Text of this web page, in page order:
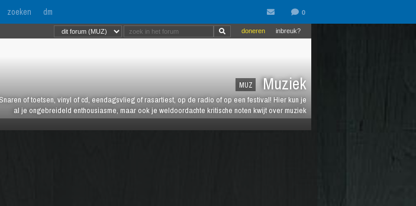
zoeken dm
MUZ Muziek
of toetsen, vinyl of cd, eendagsvlieg of rasartiest, op de radio of op een festival! Hier kun je
al je ongebreideld enthousiasme, maar ook je weldoordachte kritische noten kwijt over muziek
inbreuk?
doneren